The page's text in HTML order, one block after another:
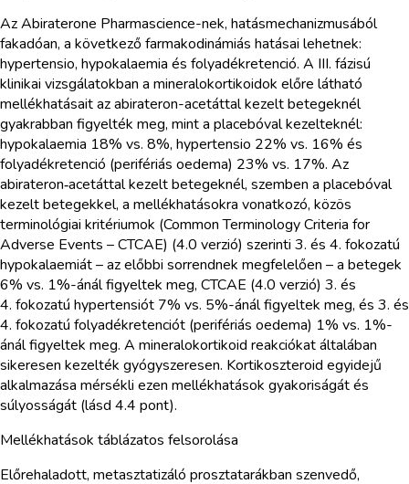
Az Abiraterone Pharmascience-nek, hatásmechanizmusából
fakadóan, a következő farmakodinámiás hatásai lehetnek:
hypertensio, hypokalaemia és folyadékretenció. A III. fázisú
klinikai vizsgálatokban a mineralokortikoidok előre látható
mellékhatásait az abirateron-acetáttal kezelt betegeknél
gyakrabban figyelték meg, mint a placebóval kezelteknél:
hypokalaemia 18% vs. 8%, hypertensio 22% vs. 16% és
folyadékretenció (perifériás oedema) 23% vs. 17%. Az
abirateron‑acetáttal kezelt betegeknél, szemben a placebóval
kezelt betegekkel, a mellékhatásokra vonatkozó, közös
terminológiai kritériumok (Common Terminology Criteria for
Adverse Events – CTCAE) (4.0 verzió) szerinti 3. és 4. fokozatú
hypokalaemiát – az előbbi sorrendnek megfelelően – a betegek
6% vs. 1%-ánál figyeltek meg, CTCAE (4.0 verzió) 3. és
4. fokozatú hypertensiót 7% vs. 5%-ánál figyeltek meg, és 3. és
4. fokozatú folyadékretenciót (perifériás oedema) 1% vs. 1%-
ánál figyeltek meg. A mineralokortikoid reakciókat általában
sikeresen kezelték gyógyszeresen. Kortikoszteroid egyidejű
alkalmazása mérsékli ezen mellékhatások gyakoriságát és
súlyosságát (lásd 4.4 pont).
Mellékhatások táblázatos felsorolása
Előrehaladott, metasztatizáló prosztatarákban szenvedő,